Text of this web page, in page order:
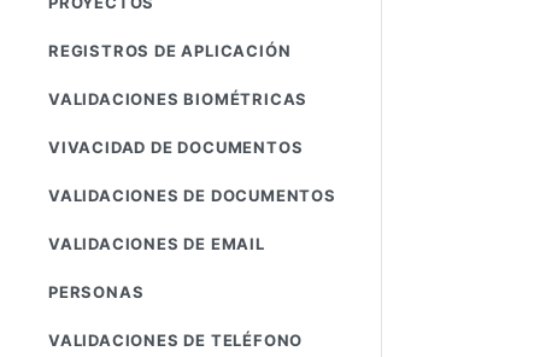
REGISTROS DE APLICACIÓN
VALIDACIONES BIOMÉTRICAS
VIVACIDAD DE DOCUMENTOS
VALIDACIONES DE DOCUMENTOS
VALIDACIONES DE EMAIL
PERSONAS
VALIDACIONES DE TELÉFONO